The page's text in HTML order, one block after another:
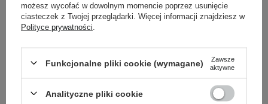
The Ordinary - 100%
Organic Cold-Pressed
Rose Hip Seed Oil - 100%
Organiczny, Tłoczony na
Dzikiej Róży - 30ml
WYBÓR KOSMETOLOGA
Moisturizing Factors + HA
- Krem Nawilżający do
Twarzy z Kwasem
Hialuronowym - 30ml
możesz wycofać w dowolnym momencie poprzez usunięcie
ciasteczek z Twojej przeglądarki. Więcej informacji znajdziesz w
Polityce prywatności
Funkcjonalne pliki cookie (wymagane)
Zawsze
aktywne
Analityczne pliki cookie